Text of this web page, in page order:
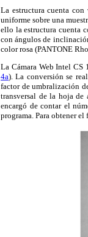
La estructura cuenta
uniforme sobre una
ello la estructura cuenta
con ángulos de
color rosa (PANTONE
La Cámara Web Intel
4a). La conversión se
factor de umbralización
transversal de la hoja
encargó de contar el
programa. Para obtener